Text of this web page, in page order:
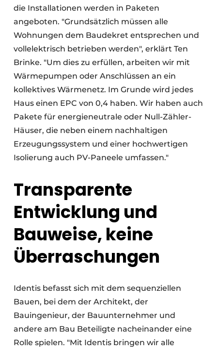
die Installationen werden in Paketen
angeboten. "Grundsätzlich müssen alle
Wohnungen dem Baudekret entsprechen und
vollelektrisch betrieben werden", erklärt Ten
Brinke. "Um dies zu erfüllen, arbeiten wir mit
Wärmepumpen oder Anschlüssen an ein
kollektives Wärmenetz. Im Grunde wird jedes
Haus einen EPC von 0,4 haben. Wir haben auch
Pakete für energieneutrale oder Null-Zähler-
Häuser, die neben einem nachhaltigen
Erzeugungssystem und einer hochwertigen
Isolierung auch PV-Paneele umfassen."
Transparente
Entwicklung und
Bauweise, keine
Überraschungen
Identis befasst sich mit dem sequenziellen
Bauen, bei dem der Architekt, der
Bauingenieur, der Bauunternehmer und
andere am Bau Beteiligte nacheinander eine
Rolle spielen. "Mit Identis bringen wir alle